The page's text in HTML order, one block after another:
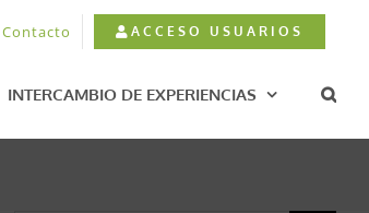
Contacto ACCESO USUARIOS
INTERCAMBIO DE EXPERIENCIAS